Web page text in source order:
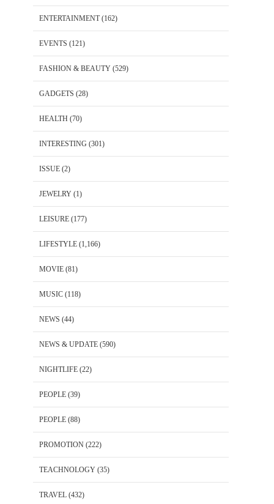
ENTERTAINMENT(162)
EVENTS (121)
FASHION & BEAUTY (529)
GADGETS (28)
HEALTH (70)
INTERESTING (301)
ISSUE (2)
JEWELRY (1)
LEISURE (177)
LIFESTYLE (1,166)
MOVIE (81)
MUSIC (118)
NEWS (44)
NEWS & UPDATE (590)
NIGHTLIFE (22)
PEOPLE (39)
PEOPLE (88)
PROMOTION (222)
TEACHNOLOGY (35)
TRAVEL (432)